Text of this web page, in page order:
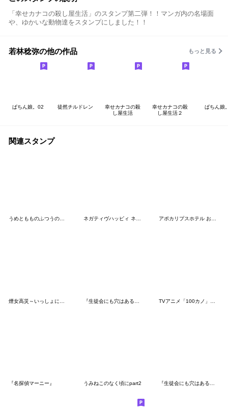
「幸せカナコの殺し屋生活」のスタンプ第二弾！！マンガ内の名場面
や、ゆかいな動物達をスタンプにしました！！
若林稔弥の他の作品 もっと見る
ぱちん娘。02 徒然チルドレン
幸せカナコの殺
し屋生活
幸せカナコの殺
し屋生活２
ぱちん娘
関連スタンプ
うめともものふつうの暮らし 6 ネガティヴハッピィ ネガティヴver. vol.2 アポカリプスホテル おもてなしスタンプ2
『名探偵マーニー』 うみねこのなく頃にpart2